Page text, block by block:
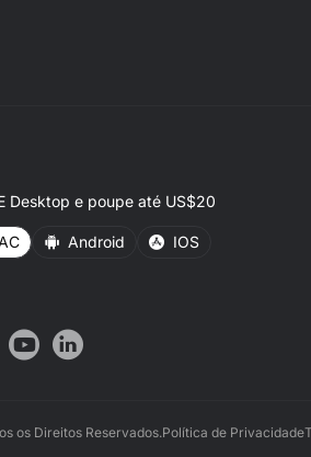
Desktop e poupe até US$20
Android IOS
os Direitos Reservados.Política de Privacidade